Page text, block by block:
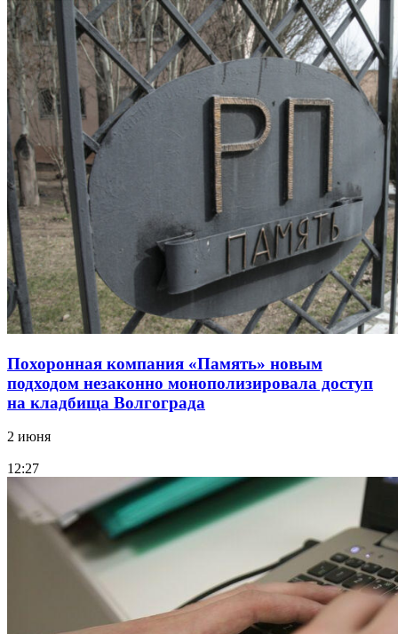
Похоронная компания «Память» новым
подходом незаконно монополизировала доступ
на кладбища Волгограда
2 июня
12:27